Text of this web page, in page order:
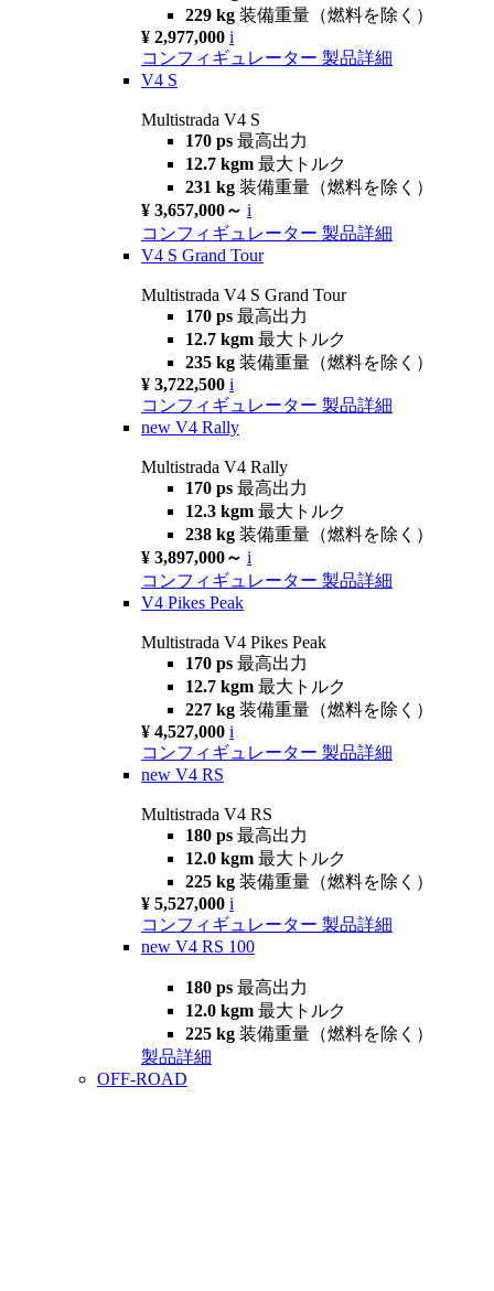
229 kg 装備重量（燃料を除く）
¥ 2,977,000 i
コンフィギュレーター 製品詳細
V4 S
Multistrada V4 S
170 ps 最高出力
12.7 kgm 最大トルク
231 kg 装備重量（燃料を除く）
¥ 3,657,000～ i
コンフィギュレーター 製品詳細
V4 S Grand Tour
Multistrada V4 S Grand Tour
170 ps 最高出力
12.7 kgm 最大トルク
235 kg 装備重量（燃料を除く）
¥ 3,722,500 i
コンフィギュレーター 製品詳細
new V4 Rally
Multistrada V4 Rally
170 ps 最高出力
12.3 kgm 最大トルク
238 kg 装備重量（燃料を除く）
¥ 3,897,000～ i
コンフィギュレーター 製品詳細
V4 Pikes Peak
Multistrada V4 Pikes Peak
170 ps 最高出力
12.7 kgm 最大トルク
227 kg 装備重量（燃料を除く）
¥ 4,527,000 i
コンフィギュレーター 製品詳細
new V4 RS
Multistrada V4 RS
180 ps 最高出力
12.0 kgm 最大トルク
225 kg 装備重量（燃料を除く）
¥ 5,527,000 i
コンフィギュレーター 製品詳細
new V4 RS 100
180 ps 最高出力
12.0 kgm 最大トルク
225 kg 装備重量（燃料を除く）
製品詳細
OFF-ROAD